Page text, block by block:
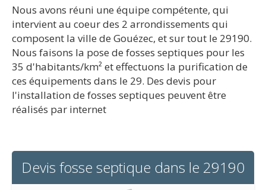
Nous avons réuni une équipe compétente, qui
intervient au coeur des 2 arrondissements qui
composent la ville de Gouézec, et sur tout le 29190.
Nous faisons la pose de fosses septiques pour les
35 d'habitants/km² et effectuons la purification de
ces équipements dans le 29. Des devis pour
l'installation de fosses septiques peuvent être
réalisés par internet
Devis fosse septique dans le 29190